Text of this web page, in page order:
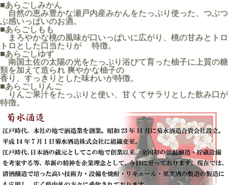
■あらごしみかん
自然の恵み豊かな瀬戸内産みかんをたっぷり使った、つぶつ
ぶ感いっぱいのお酒。
■あらごしもも
まろやかな桃の風味が口いっぱいに広がり、桃の甘みとトロ
トロとした口当たりが 特徴。
■あらごしゆず
南国土佐の太陽の光をたっぷり浴びて育った柚子に上質の糖
類を加えて造られ 爽やかな柚子の
香り、すっきりとした味わいが特徴。
■あらごしりんご
りんご果汁をたっぷりと使い、甘くてサラリとした飲み口が
特徴。